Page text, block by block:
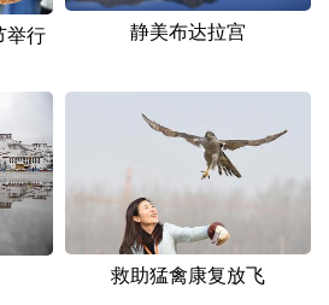
黑龙江
عربى
日本語
举行 静美布达拉宫
救助猛禽康复放飞